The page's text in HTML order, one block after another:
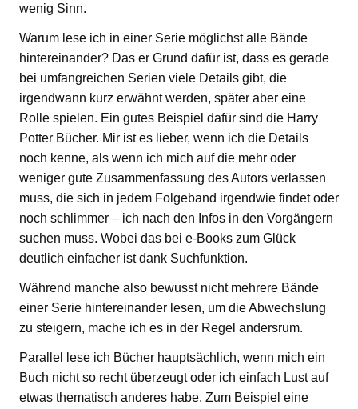
wenig Sinn.
Warum lese ich in einer Serie möglichst alle Bände
hintereinander? Das er Grund dafür ist, dass es gerade
bei umfangreichen Serien viele Details gibt, die
irgendwann kurz erwähnt werden, später aber eine
Rolle spielen. Ein gutes Beispiel dafür sind die Harry
Potter Bücher. Mir ist es lieber, wenn ich die Details
noch kenne, als wenn ich mich auf die mehr oder
weniger gute Zusammenfassung des Autors verlassen
muss, die sich in jedem Folgeband irgendwie findet oder
noch schlimmer – ich nach den Infos in den Vorgängern
suchen muss. Wobei das bei e-Books zum Glück
deutlich einfacher ist dank Suchfunktion.
Während manche also bewusst nicht mehrere Bände
einer Serie hintereinander lesen, um die Abwechslung
zu steigern, mache ich es in der Regel andersrum.
Parallel lese ich Bücher hauptsächlich, wenn mich ein
Buch nicht so recht überzeugt oder ich einfach Lust auf
etwas thematisch anderes habe. Zum Beispiel eine